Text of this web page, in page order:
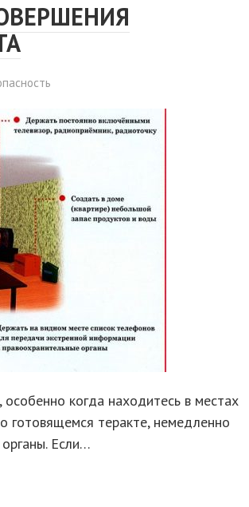
особенно когда находитесь в местах
готовящемся теракте, немедленно
Если…